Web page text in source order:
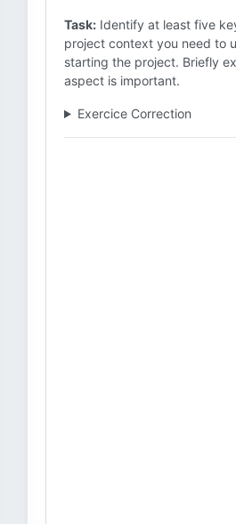
Task: Identify at least five
project context you need to
starting the project. Briefly
aspect is important.
Exercice Correction